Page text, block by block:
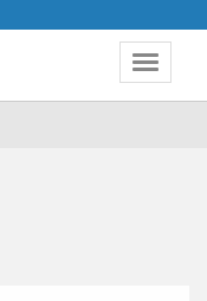
Toggle